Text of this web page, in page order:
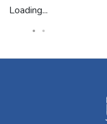
Loading...